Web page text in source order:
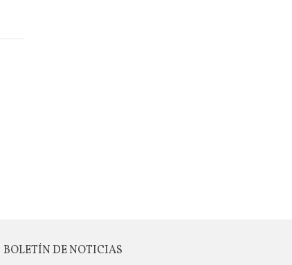
BOLETÍN DE NOTICIAS